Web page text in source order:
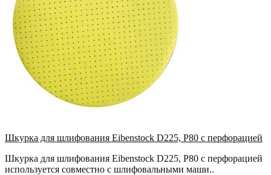
Шкурка для шлифования Eibenstock D225, P80 с перфорацией
Шкурка для шлифования Eibenstock D225, P80 с перфорацией
используется совместно с шлифовальными маши..